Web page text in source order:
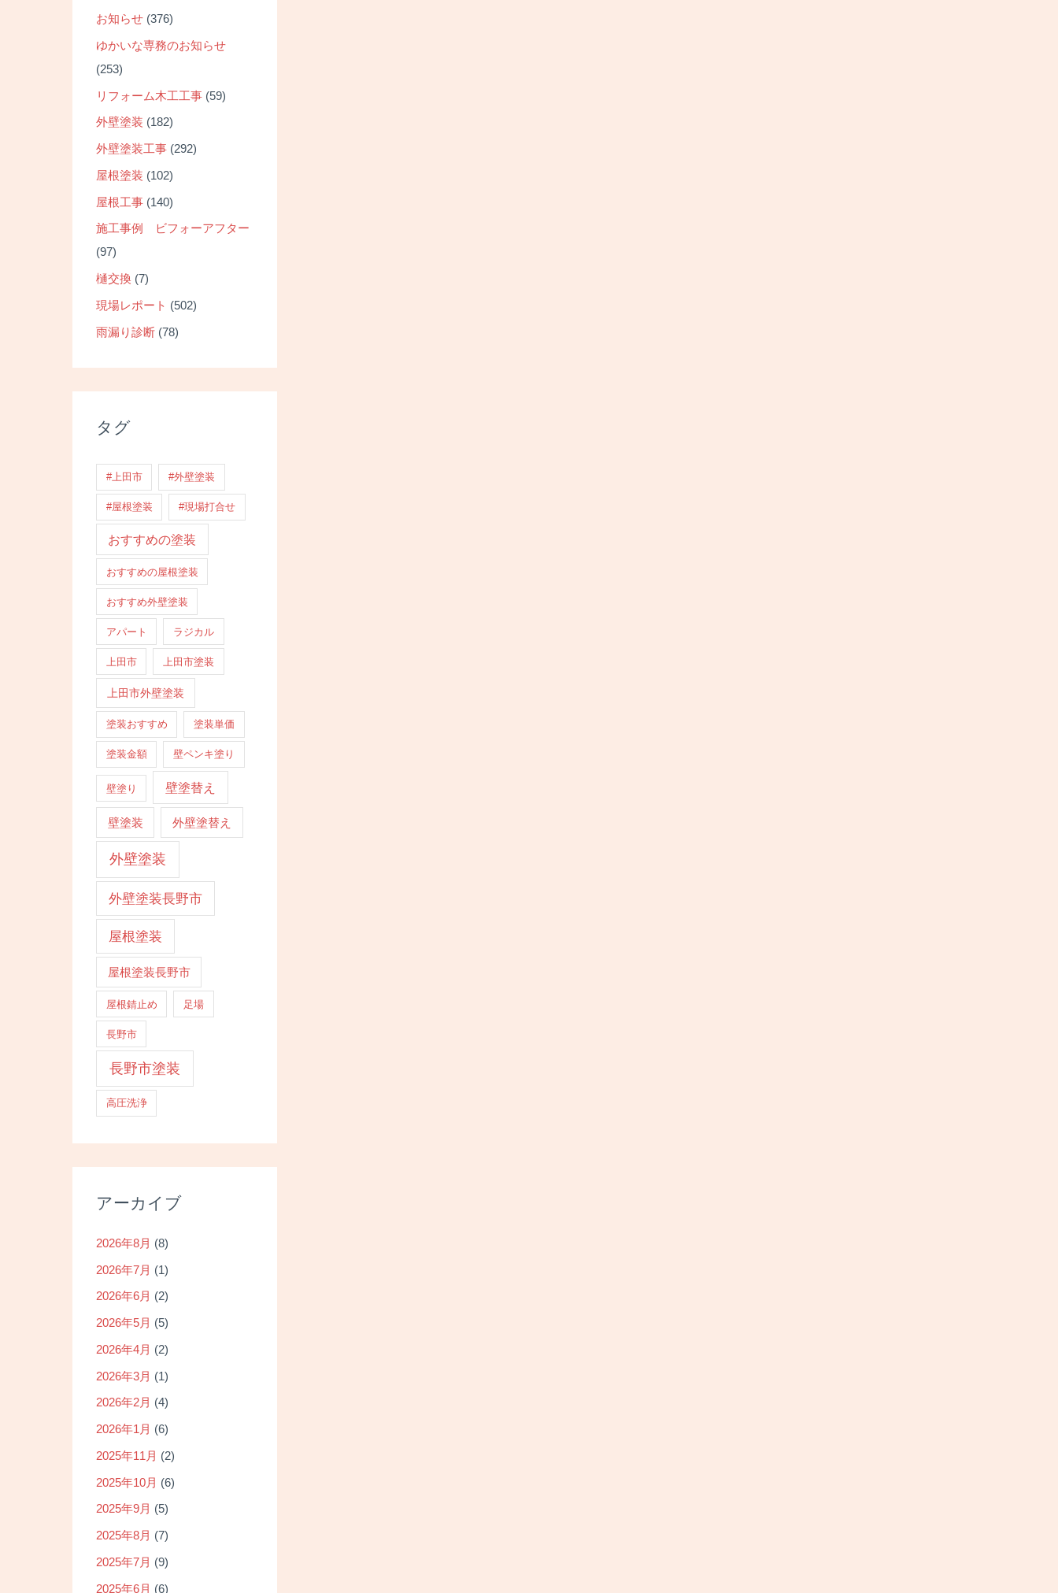
お知らせ (376)
ゆかいな専務のお知らせ
(253)
リフォーム木工工事 (59)
外壁塗装 (182)
外壁塗装工事 (292)
屋根塗装 (102)
屋根工事 (140)
施工事例 ビフォーアフター
(97)
樋交換 (7)
現場レポート (502)
雨漏り診断 (78)
タグ
#上田市 #外壁塗装
#屋根塗装 #現場打合せ
おすすめの塗装
おすすめの屋根塗装
おすすめ外壁塗装
アパート ラジカル
上田市 上田市塗装
上田市外壁塗装
塗装おすすめ 塗装単価
塗装金額 壁ペンキ塗り
壁塗り 壁塗替え
壁塗装 外壁塗替え
外壁塗装
外壁塗装長野市
屋根塗装
屋根塗装長野市
屋根錆止め 足場
長野市
長野市塗装
高圧洗浄
アーカイブ
2026年8月 (8)
2026年7月 (1)
2026年6月 (2)
2026年5月 (5)
2026年4月 (2)
2026年3月 (1)
2026年2月 (4)
2026年1月 (6)
2025年11月 (2)
2025年10月 (6)
2025年9月 (5)
2025年8月 (7)
2025年7月 (9)
2025年6月 (6)